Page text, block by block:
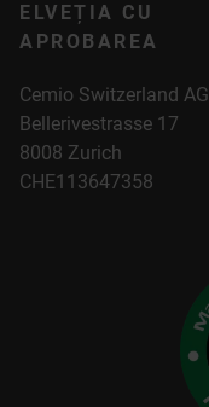
ELVEȚIA CU
APROBAREA
Cemio Switzerland AG
Bellerivestrasse 17
8008 Zurich
CHE113647358